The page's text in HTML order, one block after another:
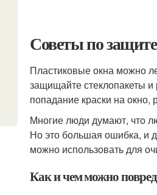
Советы по
Пластиковые окна можно
защищайте стеклопакеты
попадание краски на окно,
Многие люди думают, что
Но это большая ошибка, и
можно использовать для
Как и чем можно